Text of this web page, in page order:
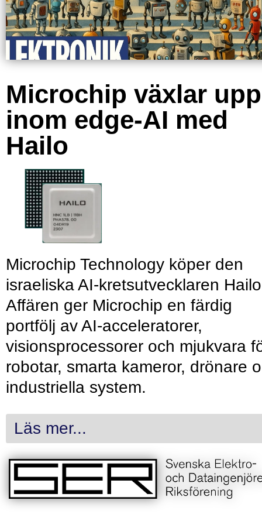
Microchip växlar upp
inom edge-AI med
Hailo
Microchip Technology köper den
israeliska AI-kretsutvecklaren
Affären ger Microchip en färdig
portfölj av AI-acceleratorer,
visionsprocessorer och mjukvara
robotar, smarta kameror, drönare
industriella system.
Läs mer...